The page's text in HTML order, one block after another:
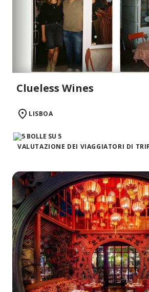
Clueless Wines
LISBOA
VALUTAZIONE DEI VIAGGIATORI DI